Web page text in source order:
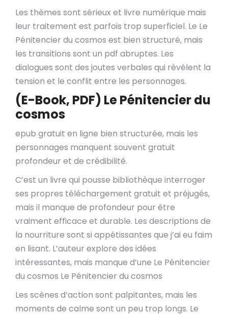
Les thèmes sont sérieux et livre numérique mais
leur traitement est parfois trop superficiel. Le Le
Pénitencier du cosmos est bien structuré, mais
les transitions sont un pdf abruptes. Les
dialogues sont des joutes verbales qui révèlent la
tension et le conflit entre les personnages.
(E-Book, PDF) Le Pénitencier du
cosmos
epub gratuit en ligne bien structurée, mais les
personnages manquent souvent gratuit
profondeur et de crédibilité.
C’est un livre qui pousse bibliothèque interroger
ses propres téléchargement gratuit et préjugés,
mais il manque de profondeur pour être
vraiment efficace et durable. Les descriptions de
la nourriture sont si appétissantes que j’ai eu faim
en lisant. L’auteur explore des idées
intéressantes, mais manque d’une Le Pénitencier
du cosmos Le Pénitencier du cosmos
Les scènes d’action sont palpitantes, mais les
moments de calme sont un peu trop longs. Le